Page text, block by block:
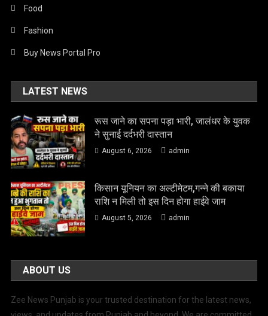
Food
Fashion
Buy News Portal Pro
LATEST NEWS
रूस जाने का सपना पड़ा भारी, जालंधर के युवक
ने सुनाई दर्दभरी दास्तान
August 6, 2026 admin
किसान यूनियन का अल्टीमेटम,गन्ने की बकाया
राशि न मिली तो इस दिन होगा हाईवे जाम
August 5, 2026 admin
ABOUT US
Zee News Punjab is your trusted destination for the latest news,